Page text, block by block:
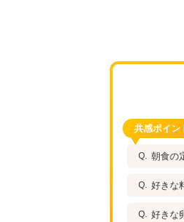
共感ポイン
朝食の
好きな
好きな